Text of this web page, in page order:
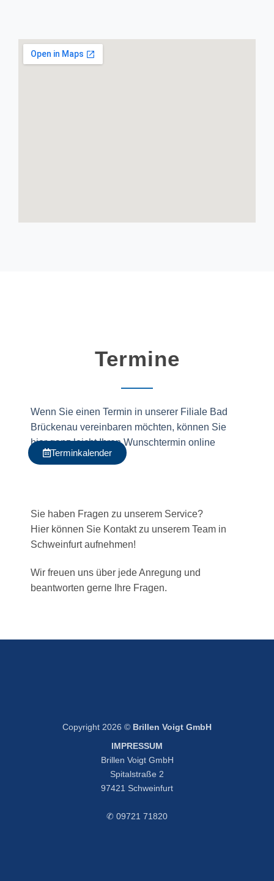
Termine
Terminkalender
Wenn Sie einen Termin in unserer Filiale Bad
Brückenau vereinbaren möchten, können Sie
hier ganz leicht Ihren Wunschtermin online
reservieren:
Sie haben Fragen zu unserem Service?
Hier können Sie Kontakt zu unserem Team in
Schweinfurt aufnehmen!
Wir freuen uns über jede Anregung und
beantworten gerne Ihre Fragen.
Copyright 2026 © Brillen Voigt GmbH
IMPRESSUM
Brillen Voigt GmbH
Spitalstraße 2
97421 Schweinfurt
✆ 09721 71820